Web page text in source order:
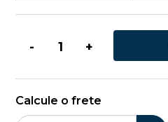
- +
Calcule o frete